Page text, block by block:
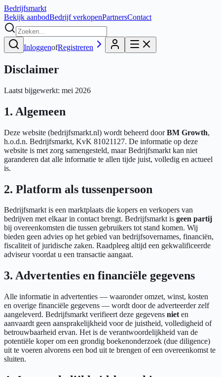
Bedrijfsmarkt
Bekijk aanbodBedrijf verkopenPartnersContact
InloggenofRegistreren
Disclaimer
Laatst bijgewerkt: mei 2026
1. Algemeen
Deze website (bedrijfsmarkt.nl) wordt beheerd doorBM Growth,
h.o.d.n. Bedrijfsmarkt, KvK 81021127. De informatie op deze
website is met zorg samengesteld, maar Bedrijfsmarkt kan niet
garanderen dat alle informatie te allen tijde juist, volledig en actueel
is.
2. Platform als tussenpersoon
Bedrijfsmarkt is een marktplaats die kopers en verkopers van
bedrijven met elkaar in contact brengt. Bedrijfsmarkt is geen partij
bij overeenkomsten die tussen gebruikers tot stand komen. Wij
bieden geen advies op het gebied van bedrijfsovernames, financiën,
fiscaliteit of juridische zaken. Raadpleeg altijd een gekwalificeerde
adviseur voordat u een transactie aangaat.
3. Advertenties en financiële gegevens
Alle informatie in advertenties — waaronder omzet, winst, kosten
en overige financiële gegevens — wordt door de adverteerder zelf
aangeleverd. Bedrijfsmarkt verifieert deze gegevens niet en
aanvaardt geen aansprakelijkheid voor de juistheid, volledigheid of
betrouwbaarheid ervan. Het is de verantwoordelijkheid van de
potentiële koper om een grondig boekenonderzoek (due diligence)
uit te voeren alvorens een bod uit te brengen of een overeenkomst te
sluiten.